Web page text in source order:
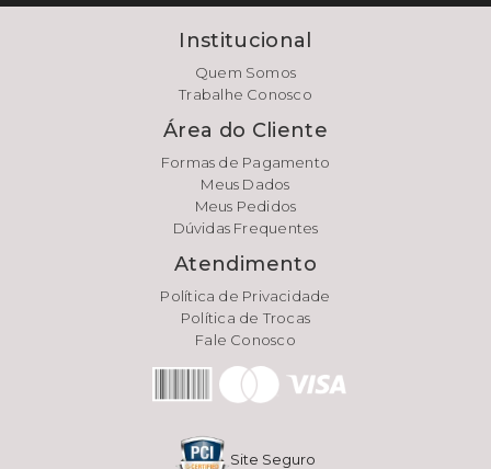
Institucional
Quem Somos
Trabalhe Conosco
Área do Cliente
Formas de Pagamento
Meus Dados
Meus Pedidos
Dúvidas Frequentes
Atendimento
Política de Privacidade
Política de Trocas
Fale Conosco
Site Seguro